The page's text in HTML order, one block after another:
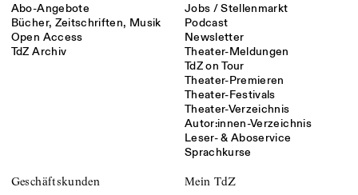
Abo-Angebote
Bücher, Zeitschriften, Musik
Open Access
TdZ Archiv
Jobs / Stellenmarkt
Podcast
Newsletter
Theater-Meldungen
TdZ on Tour
Theater-Premieren
Theater-Festivals
Theater-Verzeichnis
Autor:innen-Verzeichnis
Leser- & Aboservice
Sprachkurse
Geschäftskunden Mein TdZ